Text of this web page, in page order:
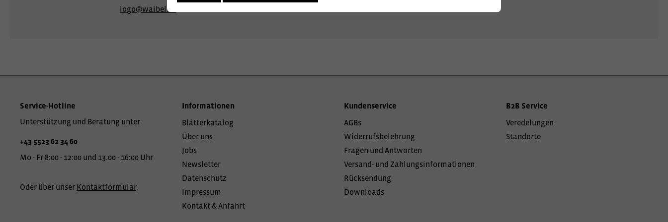
logo@waibel.at
Service-Hotline
Unterstützung und Beratung unter:
+43 5523 62 34 60
Mo - Fr 8:00 - 12:00 und 13.00 - 16:00 Uhr
Oder über unser Kontaktformular.
Informationen
Blätterkatalog
Über uns
Jobs
Newsletter
Datenschutz
Impressum
Kontakt & Anfahrt
Kundenservice
AGBs
Widerrufsbelehrung
Fragen und Antworten
Versand- und Zahlungsinformationen
Rücksendung
Downloads
B2B Service
Veredelungen
Standorte